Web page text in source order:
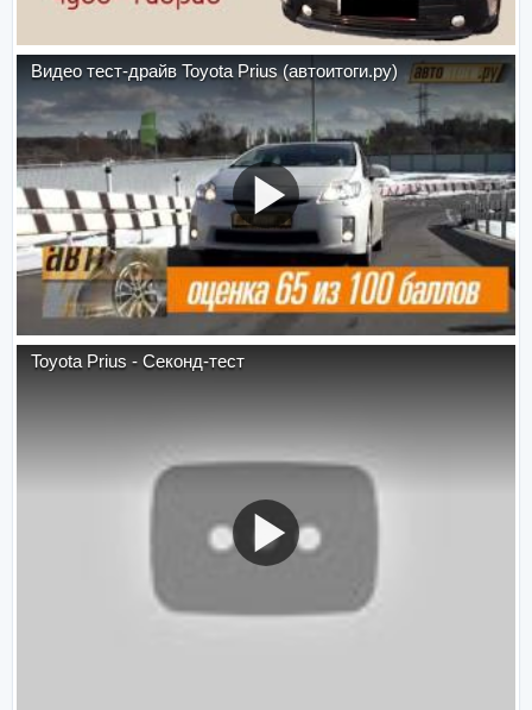
Видео тест-драйв Toyota Prius (автоитоги.ру)
Toyota Prius - Секонд-тест